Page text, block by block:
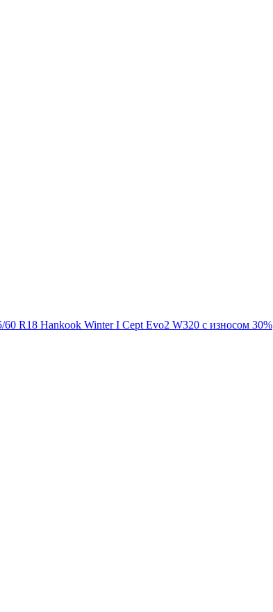
R18 Hankook Winter I Cept Evo2 W320 с износом 30%